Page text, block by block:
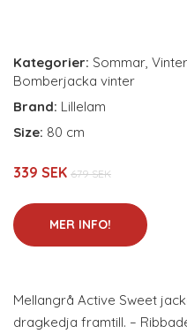
Kategorier: Sommar,
Bomberjacka vinter
Brand: Lillelam
Size: 80 cm
339 SEK 679 SEK
MER INFO!
Mellangrå Active Sweet
dragkedja framtill. –